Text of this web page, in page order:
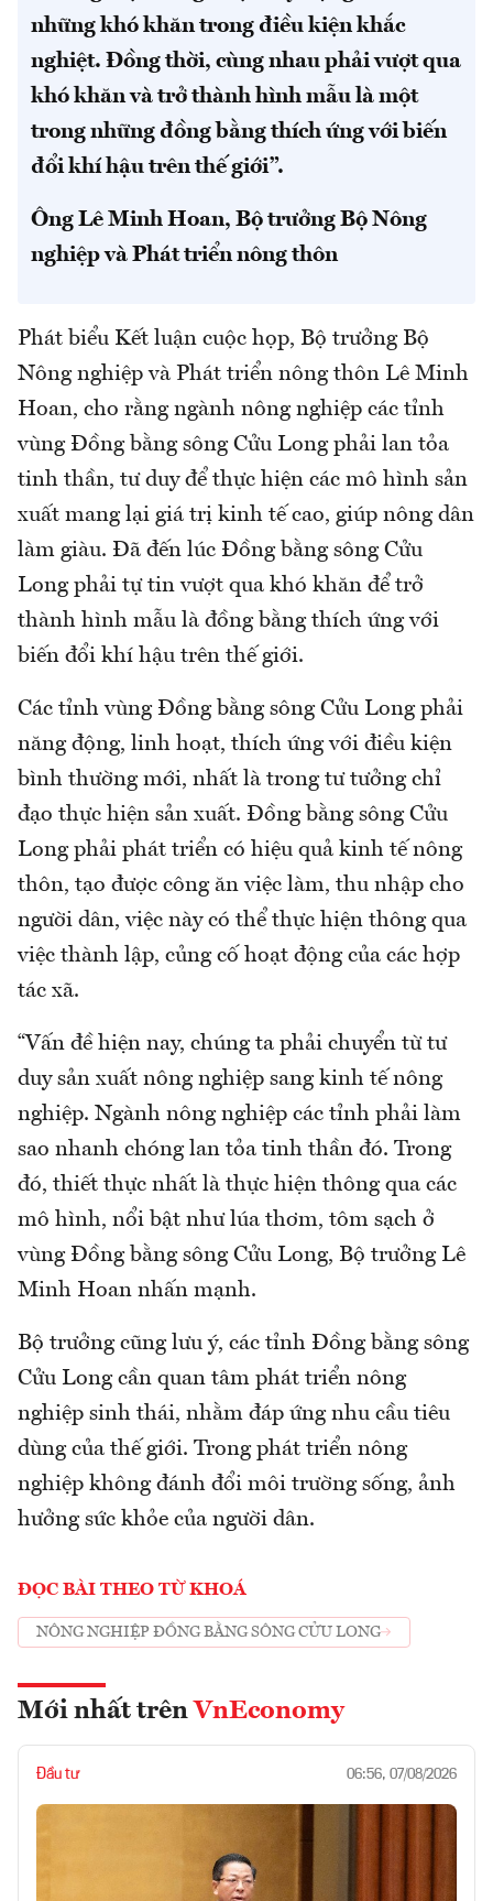
những khó khăn trong điều kiện khắc
nghiệt. Đồng thời, cùng nhau phải vượt qua
khó khăn và trở thành hình mẫu là một
trong những đồng bằng thích ứng với biến
đổi khí hậu trên thế giới”.
Ông Lê Minh Hoan, Bộ trưởng Bộ Nông
nghiệp và Phát triển nông thôn
Phát biểu Kết luận cuộc họp, Bộ trưởng Bộ
Nông nghiệp và Phát triển nông thôn Lê Minh
Hoan, cho rằng ngành nông nghiệp các tỉnh
vùng Đồng bằng sông Cửu Long phải lan tỏa
tinh thần, tư duy để thực hiện các mô hình sản
xuất mang lại giá trị kinh tế cao, giúp nông dân
làm giàu. Đã đến lúc Đồng bằng sông Cửu
Long phải tự tin vượt qua khó khăn để trở
thành hình mẫu là đồng bằng thích ứng với
biến đổi khí hậu trên thế giới.
Các tỉnh vùng Đồng bằng sông Cửu Long phải
năng động, linh hoạt, thích ứng với điều kiện
bình thường mới, nhất là trong tư tưởng chỉ
đạo thực hiện sản xuất. Đồng bằng sông Cửu
Long phải phát triển có hiệu quả kinh tế nông
thôn, tạo được công ăn việc làm, thu nhập cho
người dân, việc này có thể thực hiện thông qua
việc thành lập, củng cố hoạt động của các hợp
tác xã.
“Vấn đề hiện nay, chúng ta phải chuyển từ tư
duy sản xuất nông nghiệp sang kinh tế nông
nghiệp. Ngành nông nghiệp các tỉnh phải làm
sao nhanh chóng lan tỏa tinh thần đó. Trong
đó, thiết thực nhất là thực hiện thông qua các
mô hình, nổi bật như lúa thơm, tôm sạch ở
vùng Đồng bằng sông Cửu Long, Bộ trưởng Lê
Minh Hoan nhấn mạnh.
Bộ trưởng cũng lưu ý, các tỉnh Đồng bằng sông
Cửu Long cần quan tâm phát triển nông
nghiệp sinh thái, nhằm đáp ứng nhu cầu tiêu
dùng của thế giới. Trong phát triển nông
nghiệp không đánh đổi môi trường sống, ảnh
hưởng sức khỏe của người dân.
ĐỌC BÀI THEO TỪ KHOÁ
NÔNG NGHIỆP ĐỒNG BẰNG SÔNG CỬU LONG
Mới nhất trên VnEconomy
Đầu tư 06:56, 07/08/2026